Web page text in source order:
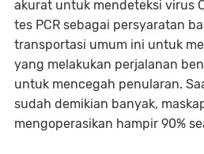
akurat untuk mendeteksi virus
tes PCR sebagai persyaratan
transportasi umum ini untuk
yang melakukan perjalanan
untuk mencegah penularan.
sudah demikian banyak,
mengoperasikan hampir 90%